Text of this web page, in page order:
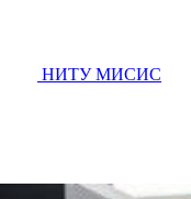
НИТУ МИСИС